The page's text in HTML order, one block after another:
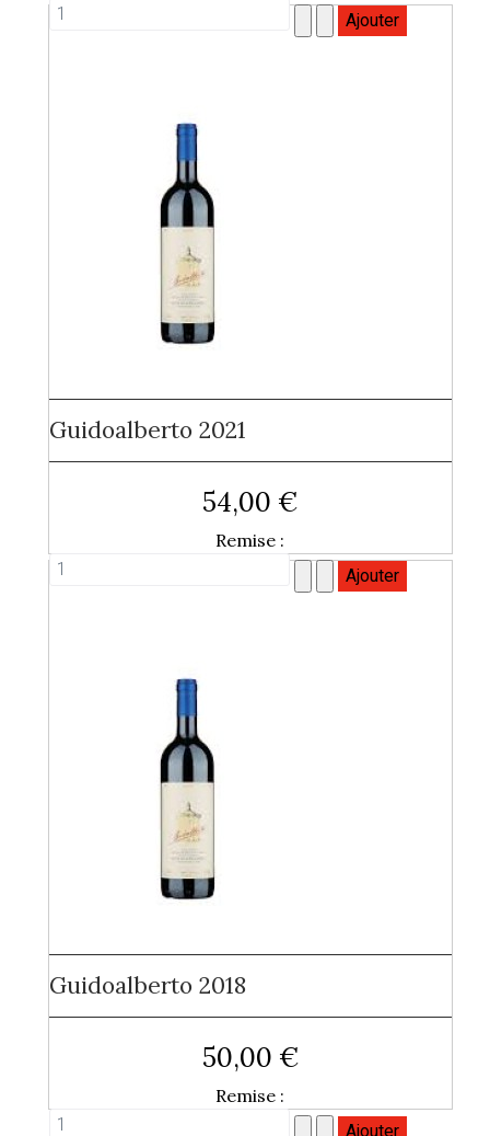
Guidoalberto 2021
54,00 €
Remise :
Guidoalberto 2018
50,00 €
Remise :